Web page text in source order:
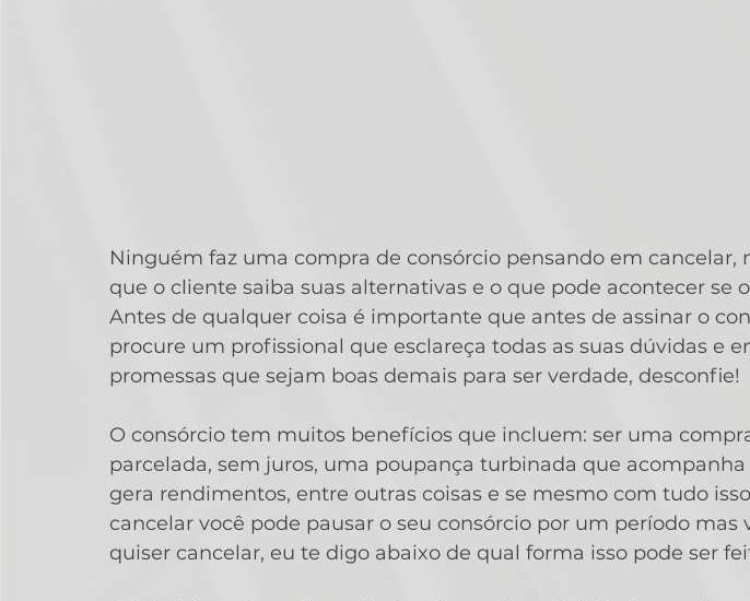
Ninguém faz uma compra de consórcio pensando em cancelar,
que o cliente saiba suas alternativas e o que pode acontecer se
Antes de qualquer coisa é importante que antes de assinar o
procure um profissional que esclareça todas as suas dúvidas e
promessas que sejam boas demais para ser verdade, desconfie!
O consórcio tem muitos benefícios que incluem: ser uma
parcelada, sem juros, uma poupança turbinada que acompanha
gera rendimentos, entre outras coisas e se mesmo com tudo
cancelar você pode pausar o seu consórcio por um período mas
quiser cancelar, eu te digo abaixo de qual forma isso pode ser